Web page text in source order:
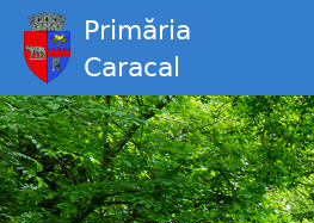
Primăria
Caracal